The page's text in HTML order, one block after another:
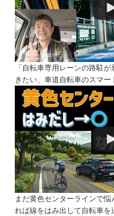
「自転車専用レーンの路駐
きたい、車道自転車のスマー
まだ黄色センターラインで
れば線をはみ出して自転車